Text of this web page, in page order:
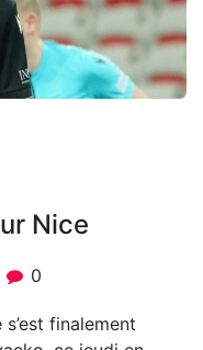
Nice
0
s’est finalement